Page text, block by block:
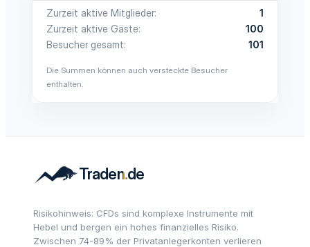
Zurzeit aktive Mitglieder
1
Zurzeit aktive Gäste
100
Besucher gesamt
101
Die Summen können auch versteckte Besucher
enthalten.
Risikohinweis: CFDs sind komplexe Instrumente mit
Hebel und bergen ein hohes finanzielles Risiko.
Zwischen 74-89% der Privatanlegerkonten verlieren